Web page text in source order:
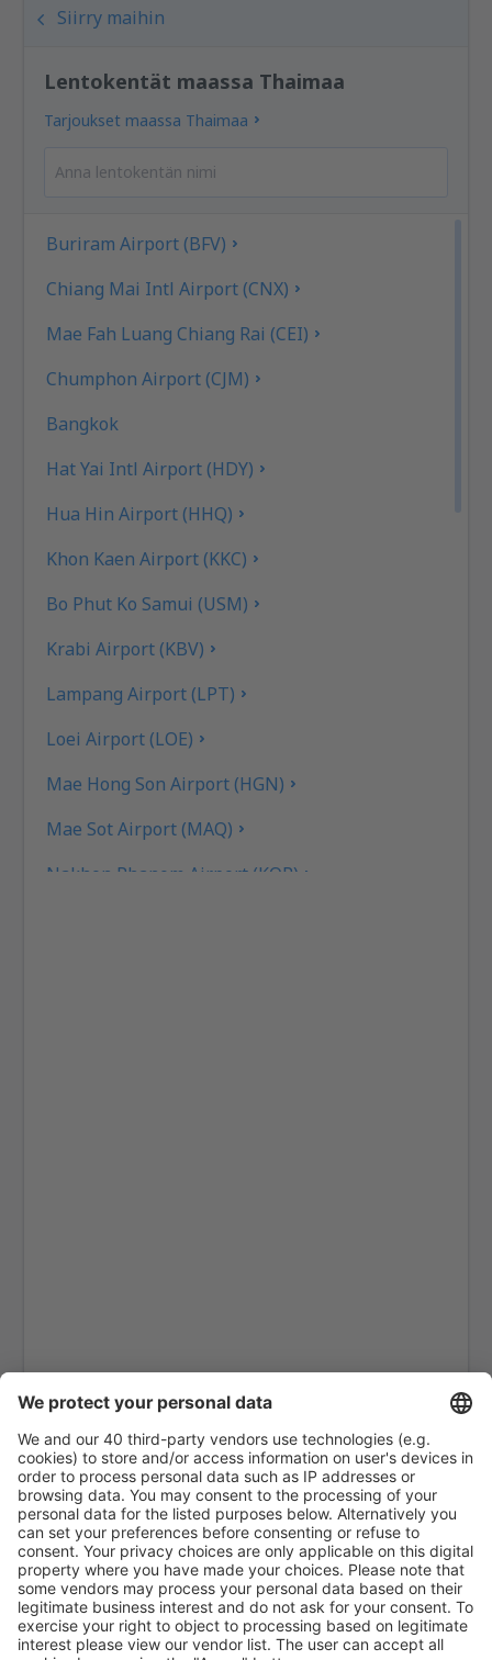
Siirry maihin
Lentokentät maassa Thaimaa
Tarjoukset maassa Thaimaa
Buriram Airport (BFV)
Chiang Mai Intl Airport (CNX)
Mae Fah Luang Chiang Rai (CEI)
Chumphon Airport (CJM)
Bangkok
Hat Yai Intl Airport (HDY)
Hua Hin Airport (HHQ)
Khon Kaen Airport (KKC)
Bo Phut Ko Samui (USM)
Krabi Airport (KBV)
Lampang Airport (LPT)
Loei Airport (LOE)
Mae Hong Son Airport (HGN)
Mae Sot Airport (MAQ)
Nakhon Phanom Airport (KOP)
Surat Thani Airport (URT)
Bangkok
Trang Airport (TST)
Trat Airport (TDX)
Ubon Ratchathani Airport (UBP)
Udon Thani Intl Airport (UTH)
Rayong U-Tapao (UTP)